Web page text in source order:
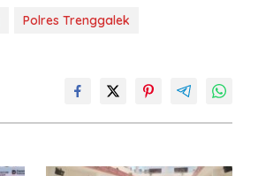
Polres Trenggalek